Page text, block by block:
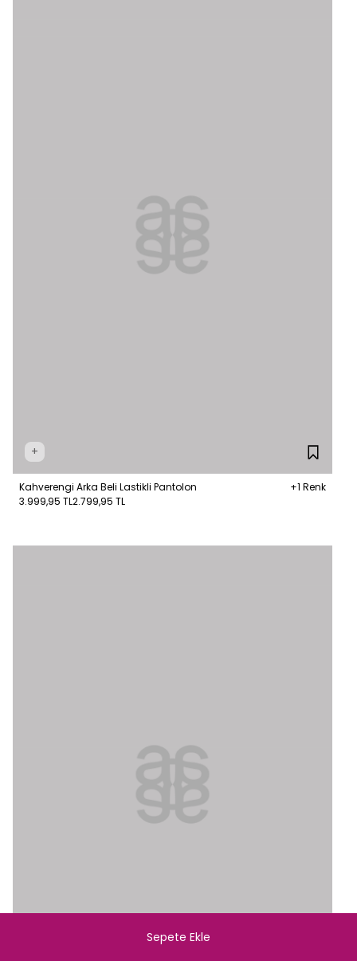
+
Kahverengi Arka Beli Lastikli Pantolon
+1 Renk
3.999,95 TL2.799,95 TL
Sepete Ekle